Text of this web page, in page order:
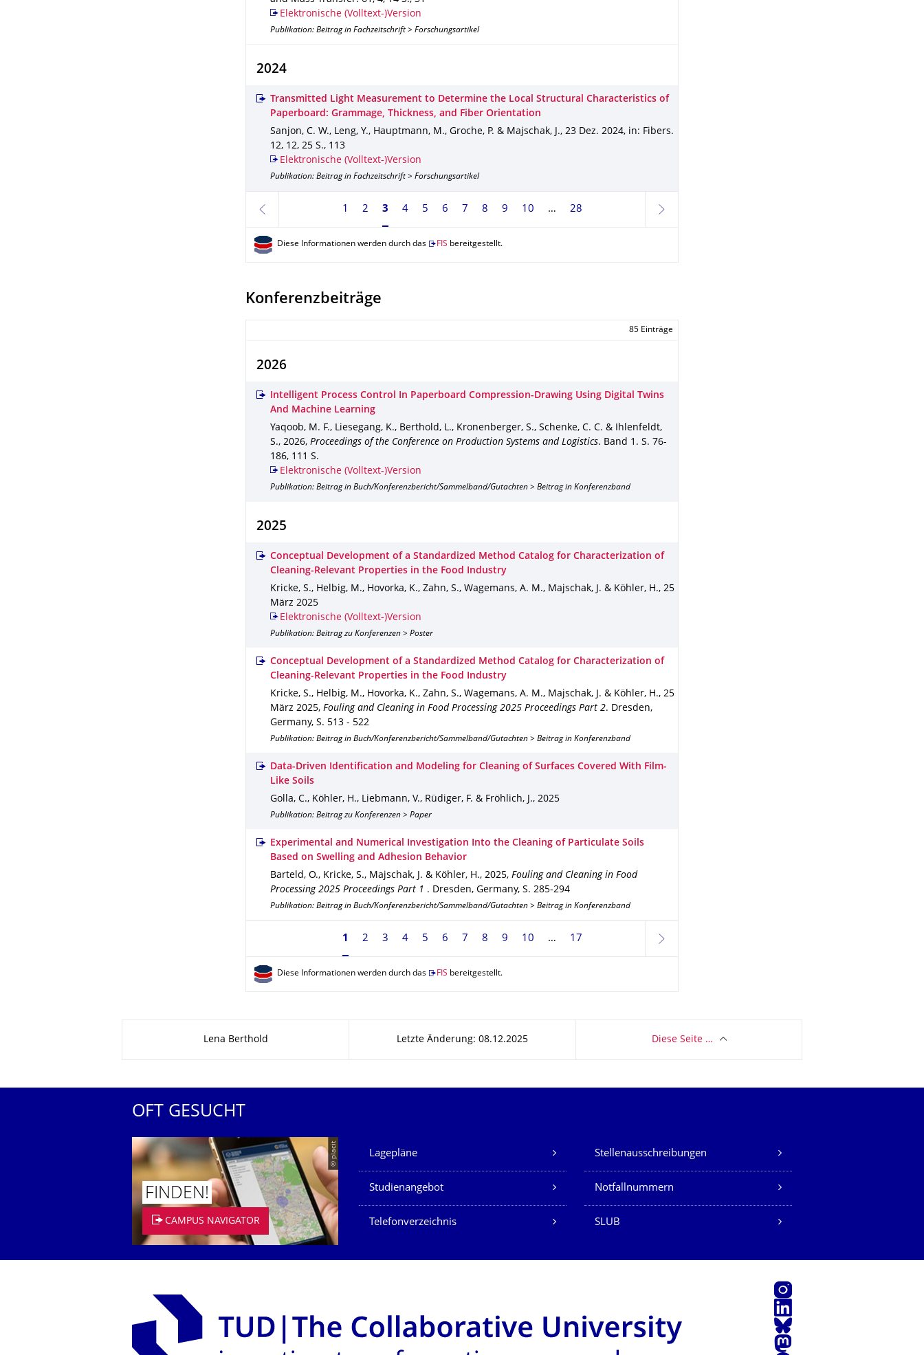
Elektronische (Volltext-)Version
Publikation: Beitrag in Fachzeitschrift > Forschungsartikel
2024
Transmitted Light Measurement to Determine the Local Structural Characteristics of
Paperboard: Grammage, Thickness, and Fiber Orientation
Sanjon, C. W., Leng, Y., Hauptmann, M., Groche, P. & Majschak, J., 23 Dez. 2024, in: Fibers.
12, 12, 25 S., 113
Elektronische (Volltext-)Version
Publikation: Beitrag in Fachzeitschrift > Forschungsartikel
zurück
1 2 Seite 3, aktuell ausgewählt
3 4 5 6 7 8 9 10 28
weiter
Diese Informationen werden durch das FIS bereitgestellt.
Konferenzbeiträge
85 Einträge
2026
Intelligent Process Control In Paperboard Compression-Drawing Using Digital Twins
And Machine Learning
Yaqoob, M. F., Liesegang, K., Berthold, L., Kronenberger, S., Schenke, C. C. & Ihlenfeldt,
S., 2026, Proceedings of the Conference on Production Systems and Logistics. Band 1 . S. 76-
186, 111 S.
Elektronische (Volltext-)Version
Publikation: Beitrag in Buch/Konferenzbericht/Sammelband/Gutachten > Beitrag in Konferenzband
2025
Conceptual Development of a Standardized Method Catalog for Characterization of
Cleaning-Relevant Properties in the Food Industry
Kricke, S., Helbig, M., Hovorka, K., Zahn, S., Wagemans, A. M., Majschak, J. & Köhler, H., 25
März 2025
Elektronische (Volltext-)Version
Publikation: Beitrag zu Konferenzen > Poster
Conceptual Development of a Standardized Method Catalog for Characterization of
Cleaning-Relevant Properties in the Food Industry
Kricke, S., Helbig, M., Hovorka, K., Zahn, S., Wagemans, A. M., Majschak, J. & Köhler, H., 25
März 2025, Fouling and Cleaning in Food Processing 2025 Proceedings Part 2. Dresden,
Germany, S. 513 - 522
Publikation: Beitrag in Buch/Konferenzbericht/Sammelband/Gutachten > Beitrag in Konferenzband
Data-Driven Identification and Modeling for Cleaning of Surfaces Covered With Film-
Like Soils
Golla, C., Köhler, H., Liebmann, V., Rüdiger, F. & Fröhlich, J., 2025
Publikation: Beitrag zu Konferenzen > Paper
Experimental and Numerical Investigation Into the Cleaning of Particulate Soils
Based on Swelling and Adhesion Behavior
Barteld, O., Kricke, S., Majschak, J. & Köhler, H., 2025, Fouling and Cleaning in Food
Processing 2025 Proceedings Part 1 . Dresden, Germany, S. 285-294
Publikation: Beitrag in Buch/Konferenzbericht/Sammelband/Gutachten > Beitrag in Konferenzband
Seite 1, aktuell ausgewählt
1 2 3 4 5 6 7 8 9 10 17
weiter
Diese Informationen werden durch das FIS bereitgestellt.
Lena Berthold Letzte Änderung: 08.12.2025 Diese Seite …
OFT GESUCHT
© placit
FINDEN!
CAMPUS NAVIGATOR
Unsere Dienste
Lagepläne Stellenausschreibungen
Studienangebot Notfallnummern
Telefonverzeichnis SLUB
Instagram
LinkedIn
Bluesky
Mastodon